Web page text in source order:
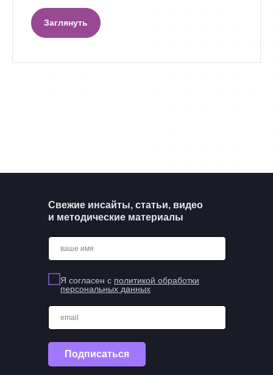
Заглянуть
ваше имя
Я согласен с политикой обработки
персональных данных
email
Подписаться
Свежие инсайты, статьи, видео
и методические материалы